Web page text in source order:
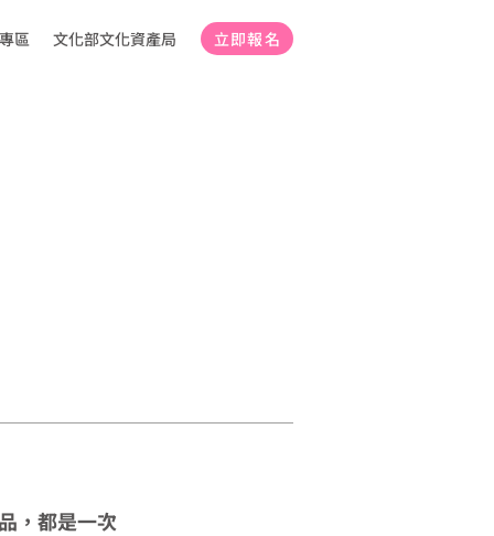
區 文化部文化資產局 立即報名
，都是一次